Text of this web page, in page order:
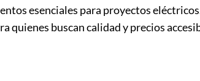
esenciales para proyectos
quienes buscan calidad y precios